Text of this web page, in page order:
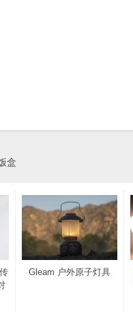
盒
Gleam 户外原子灯具